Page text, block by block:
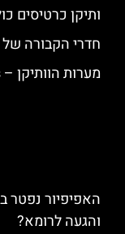
ותיקן כרטיסים
חדרי הקבורה של
מערות הוותיקן – Vatican Grottoes
והגעה לרומא?